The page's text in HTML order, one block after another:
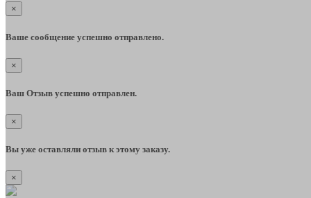
×
Ваше сообщение успешно отправлено.
×
Ваш Отзыв успешно отправлен.
×
Вы уже оставляли отзыв к этому заказу.
×